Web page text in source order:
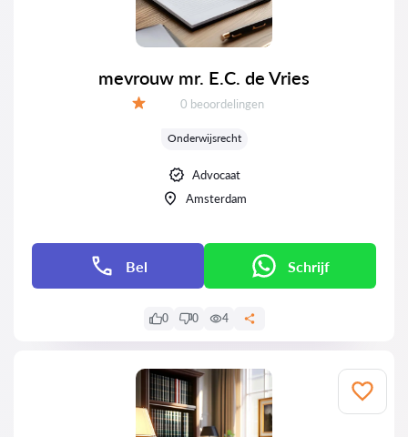
mevrouw mr. E.C. de Vries
Getuigenissen:
0 beoordelingen
Onderwijsrecht
Advocaat
Amsterdam
Bel Schrijf
0 0 4